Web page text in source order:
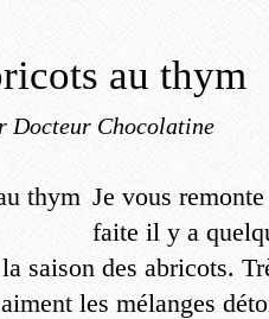
au thym
Docteur Chocolatine
Je vous
faite il y a
saison des abricots.
les mélanges